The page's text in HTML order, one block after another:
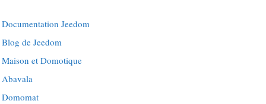
Documentation Jeedom
Blog de Jeedom
Maison et Domotique
Abavala
Domomat